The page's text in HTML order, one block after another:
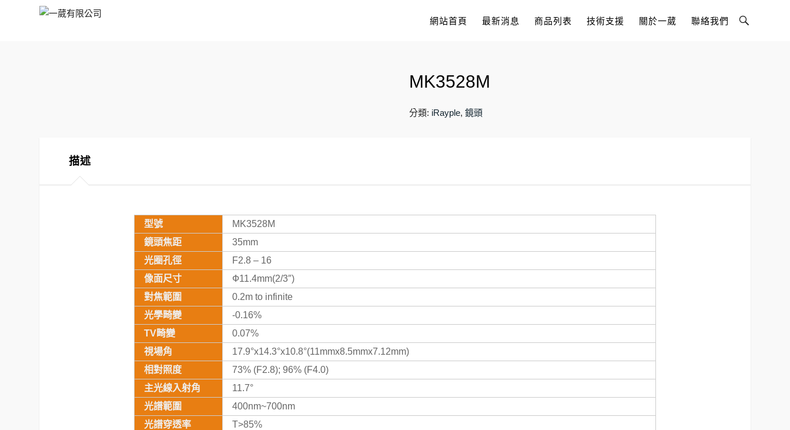
網站首頁 最新消息 商品列表 技術支援 關於一葳 聯絡我們
MK3528M
分類: iRayple,鏡頭
描述
型號
MK3528M
鏡頭焦距
35mm
光圈孔徑
F2.8 – 16
像面尺寸
Ф11.4mm(2/3″)
對焦範圍
0.2m to infinite
光學畸變
-0.16%
TV畸變
0.07%
視場角
17.9°x14.3°x10.8°(11mmx8.5mmx7.12mm)
相對照度
73% (F2.8); 96% (F4.0)
主光線入射角
11.7°
光譜範圍
400nm~700nm
光譜穿透率
T>85%